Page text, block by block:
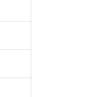
て非含有を証明するも
段のことがない限り、